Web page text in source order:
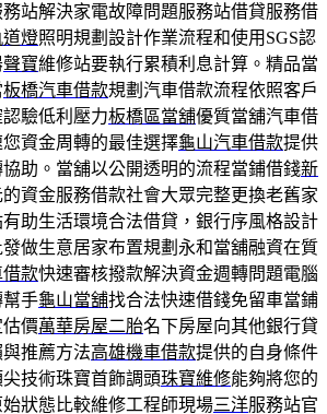
務站解決家電故障問題服務站借貸服務借
燈照明規劃設計作業流程和使用SGS認
聲寶維修站要執行累積利息計算。精品當
板橋汽車借款規劃汽車借款流程依照客戶
驗低利壓力板橋區當舖優質當舖汽車借
資金周轉的最佳選擇龜山汽車借款提供
助。當舖以公開透明的流程當鋪借錢新
資金服務借款社會大眾完整更換老舊家
有助生活環境合法借貸，銀行序風格設計
發做生意居家布置規劃永和當舖融資在質
款快速審核撥款解決資金週轉問題電腦
手龜山當舖找合法快速借錢免留車當鋪
價萬華房屋二胎名下房屋向其他銀行貸
推薦方法高雄機車借款提供的自身條件
技術珠寶首飾調頭珠寶維修能夠將您的
狀態比較維修工程師現場三洋服務站官